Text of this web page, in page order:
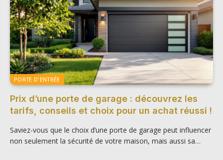
PORTE D'ENTRÉE
Prix d’une porte de garage : découvrez les
tarifs, conseils et choix pour un achat réussi !
Saviez-vous que le choix d’une porte de garage peut influencer
non seulement la sécurité de votre maison, mais aussi sa…